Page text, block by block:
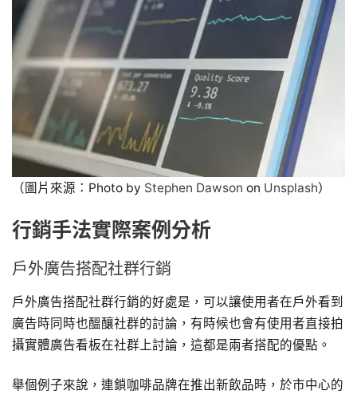
（圖片來源：Photo by Stephen Dawson on Unsplash）
行銷手法實際案例分析
戶外廣告搭配社群行銷
戶外廣告搭配社群行銷的好處是，可以讓使用者在戶外看到
廣告時同時也醞釀社群的討論，有時候也會有使用者直接拍
攝實體廣告看板在社群上討論，這都是兩者搭配的優點。
舉個例子來說，連鎖咖啡品牌在推出新飲品時，於市中心的